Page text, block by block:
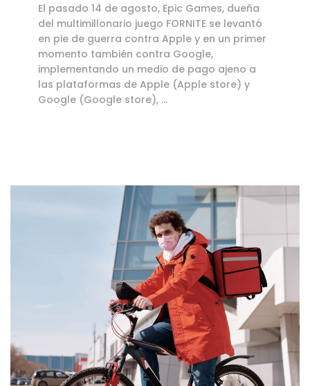
El pasado 14 de agosto, Epic Games, dueña
del multimillonario juego FORNITE se levantó
en pie de guerra contra Apple y en un primer
momento también contra Google,
implementando un medio de pago ajeno a
las plataformas de Apple (Apple store) y
Google (Google store), …